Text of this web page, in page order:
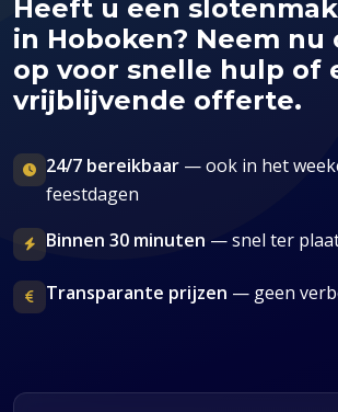
Heeft u een
in Hoboken? Neem nu
op voor snelle hulp of
vrijblijvende offerte.
24/7 bereikbaar — ook in het
feestdagen
Binnen 30 minuten — snel ter
Transparante prijzen — geen